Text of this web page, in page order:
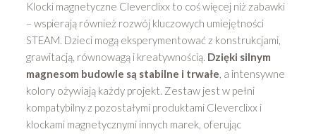
Klocki magnetyczne Cleverclixx to coś więcej niż zabawki
– wspierają również rozwój kluczowych umiejętności
STEAM. Dzieci mogą eksperymentować z konstrukcjami,
grawitacją, równowagą i kreatywnością. Dzięki silnym
magnesom budowle są stabilne i trwałe, a intensywne
kolory ożywiają każdy projekt. Zestaw jest w pełni
kompatybilny z pozostałymi produktami Cleverclixx i
klockami magnetycznymi innych marek, oferując